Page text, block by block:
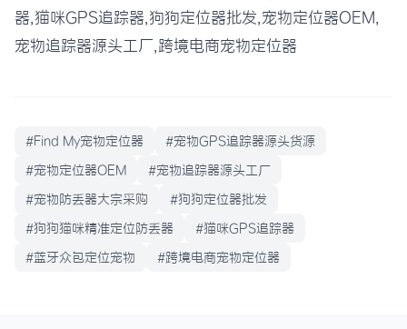
器,猫咪GPS追踪器,狗狗定位器批发,宠物定位器OEM,
宠物追踪器源头工厂,跨境电商宠物定位器
#Find My宠物定位器
#宠物GPS追踪器源头货源
#宠物定位器OEM
#宠物追踪器源头工厂
#宠物防丢器大宗采购
#狗狗定位器批发
#狗狗猫咪精准定位防丢器
#猫咪GPS追踪器
#蓝牙众包定位宠物
#跨境电商宠物定位器